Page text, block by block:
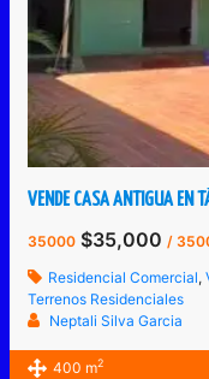
VENDE CASA ANTIGUA EN
35000 $35,000 /
Residencial Comercial,
Terrenos Residenciales
Neptali Silva Garcia
400 m2